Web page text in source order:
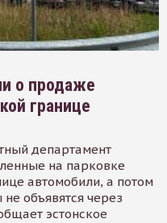
о продаже
границе
департамент
на парковке
автомобили, а потом
объявятся через
эстонское